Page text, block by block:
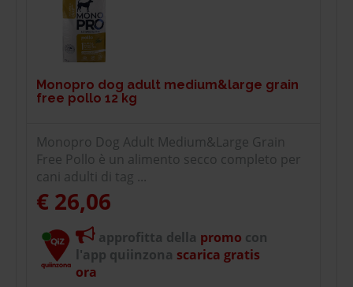
Monopro dog adult medium&large grain
free pollo 12 kg
Monopro Dog Adult Medium&Large Grain
Free Pollo è un alimento secco completo per
cani adulti di tag ...
€ 26,06
approfitta della promo con
l'app quiinzona scarica gratis
ora